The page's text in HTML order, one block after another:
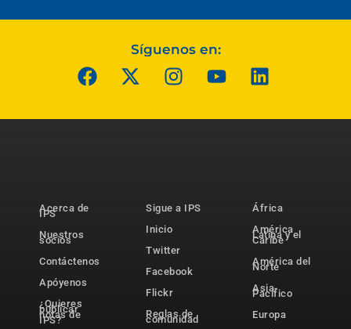
Síguenos en:
Acerca de
IPS
Nuestros
socios
Contáctenos
Apóyenos
¿Quieres
publicar
notas de
IPS?
Sigue a IPS
Inicio
Twitter
Facebook
Flickr
Reglas de
comunidad
África
América
Latina y el
Caribe
América del
Norte
Asia-
Pacífico
Europa